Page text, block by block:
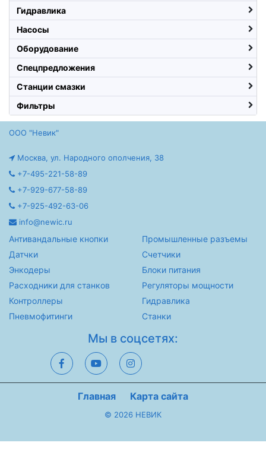
Гидравлика
Насосы
Оборудование
Спецпредложения
Станции смазки
Фильтры
ООО "Невик"
Москва, ул. Народного ополчения, 38
+7-495-221-58-89
+7-929-677-58-89
+7-925-492-63-06
info@newic.ru
Антивандальные кнопки
Датчки
Энкодеры
Расходники для станков
Контроллеры
Пневмофитинги
Промышленные разъемы
Счетчики
Блоки питания
Регуляторы мощности
Гидравлика
Станки
Мы в соцсетях:
Главная Карта сайта
© 2026 НЕВИК